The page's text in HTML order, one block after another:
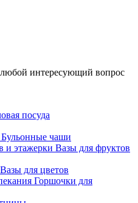
интересующий вопрос
посуда
Бульонные чаши
Вазы для фруктов
Вазы для цветов
Горшочки для